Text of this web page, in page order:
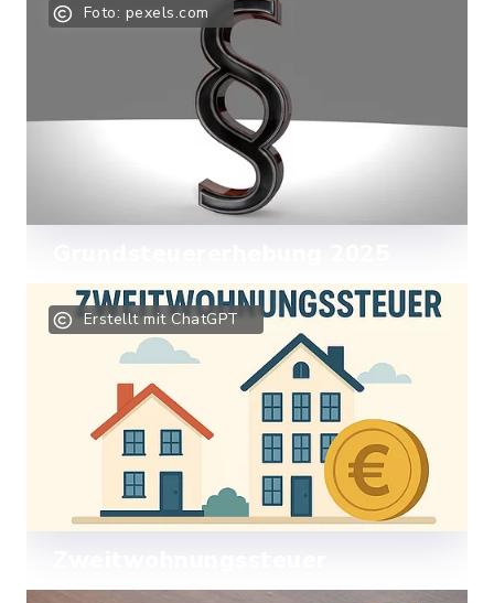
Foto: pexels.com
Alle Infos zur Grundsteuerreform 2025
Mehr lesen
Erstellt mit ChatGPT